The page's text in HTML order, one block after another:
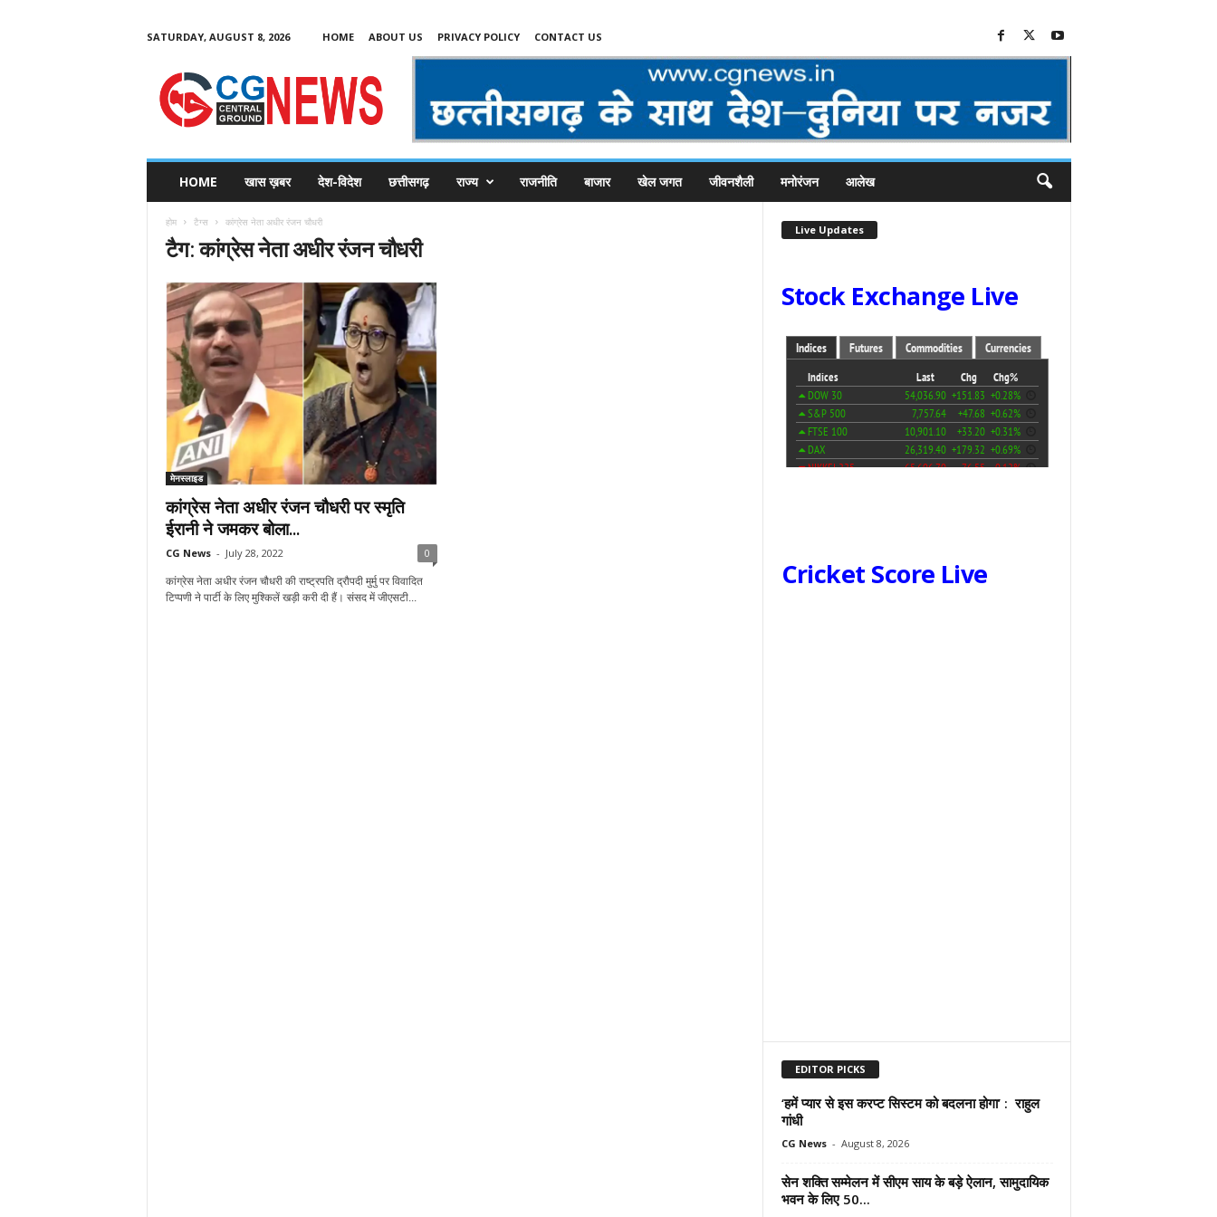
SATURDAY, AUGUST 8, 2026 HOME ABOUT US PRIVACY POLICY CONTACT US
C
HOME खास ख़बर देश-विदेश छत्तीसगढ़ राज्य राजनीति बाजार खेल जगत जीवनशैली मनोरंजन आलेख
होम टैग्स कांग्रेस नेता अधीर रंजन चौधरी
टैग: कांग्रेस नेता अधीर रंजन चौधरी
मेनस्लाइड
कांग्रेस नेता अधीर रंजन चौधरी पर स्मृति
ईरानी ने जमकर बोला...
CG News - July 28, 2022 0
कांग्रेस नेता अधीर रंजन चौधरी की राष्ट्रपति द्रौपदी मुर्मु पर विवादित
टिप्पणी ने पार्टी के लिए मुश्किलें खड़ी करी दी हैं। संसद में जीएसटी...
Live Updates
Stock Exchange Live
Cricket Score Live
EDITOR PICKS
‘हमें प्यार से इस करप्ट सिस्टम को बदलना होगा’ : राहुल
गांधी
CG News - August 8, 2026
सेन शक्ति सम्मेलन में सीएम साय के बड़े ऐलान, सामुदायिक
भवन के लिए 50...